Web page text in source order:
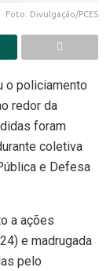
Foto: Divulgação/PCES
o policiamento
redor da
foram
coletiva
e Defesa
a ações
e madrugada
pelo